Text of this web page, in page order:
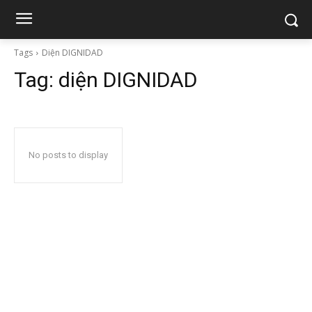
Tags Diện DIGNIDAD
Tag: diện DIGNIDAD
No posts to display